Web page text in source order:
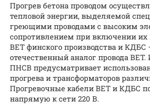
Прогрев бетона проводом
тепловой энергии, выделяемой
греющими проводами с высоким
сопротивлением при включении их
BET финского производства и КДБС
отечественный аналог провода
ПНСВ предусматривает
прогрева и трансформаторов
Прогревочные кабели BET и КДБС
напрямую к сети 220 В.